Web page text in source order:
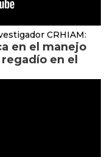
CRHIAM:
en el manejo
en el